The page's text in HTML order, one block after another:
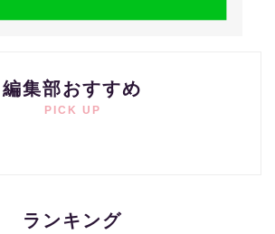
編集部おすすめ
PICK UP
ランキング